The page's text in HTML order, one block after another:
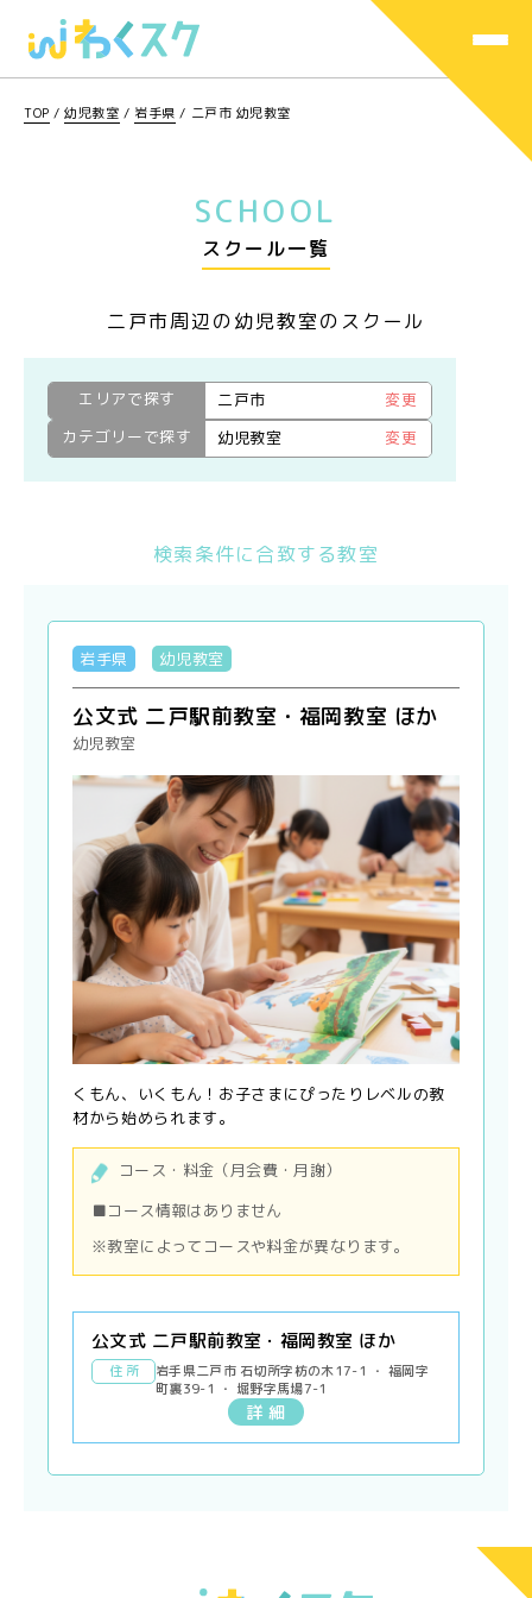
TOP /幼児教室 / 岩手県 / 二戸市 幼児教室
SCHOOL
スクール一覧
二戸市周辺の幼児教室のスクール
エリアで探す 二戸市
変更
カテゴリーで探す
幼児教室 変更
検索条件に合致する教室
岩手県 幼児教室
公文式 二戸駅前教室・福岡教室 ほか
幼児教室
くもん、いくもん！お子さまにぴったりレベルの教
材から始められます。
コース・料金（月会費・月謝）
■コース情報はありません
※教室によってコースや料金が異なります。
公文式 二戸駅前教室・福岡教室 ほか
住 所
岩手県二戸市 石切所字枋の木17-1 ・ 福岡字
町裏39-1 ・ 堀野字馬場7-1
詳 細